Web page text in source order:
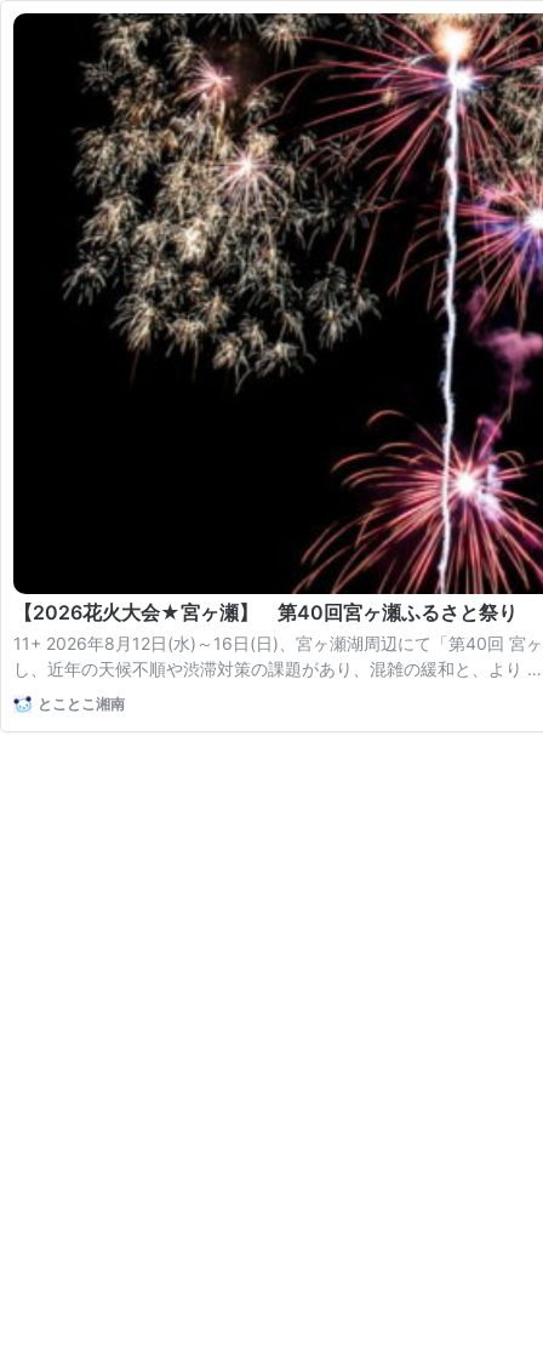
【2026花火大会★宮ヶ瀬】 第40回宮ヶ瀬ふるさと祭り
11+ 2026年8月12日(水)～16日(日)、宮ヶ瀬湖周辺にて「第40回 宮
し、近年の天候不順や渋滞対策の課題があり、混雑の緩和と、より
とことこ湘南